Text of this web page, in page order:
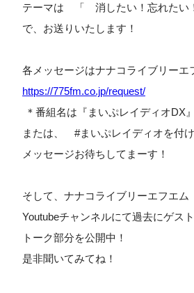
テーマは 「 消したい！忘れたい
で、お送りいたします！
各メッセージはナナコライブリーエ
https://775fm.co.jp/request/
＊番組名は『まいぷレイディオDX
または、 #まいぷレイディオを付け
メッセージお待ちしてまーす！
そして、ナナコライブリーエフエム
Youtubeチャンネルにて過去にゲス
トーク部分を公開中！
是非聞いてみてね！